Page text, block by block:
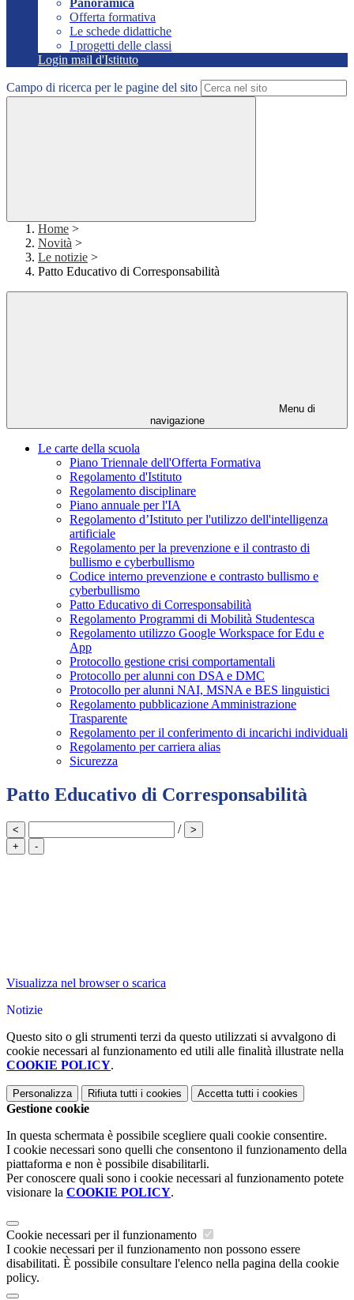
Panoramica
Offerta formativa
Le schede didattiche
I progetti delle classi
Login mail d'Istituto
Campo di ricerca per le pagine del sito
Home >
Novità >
Le notizie >
Patto Educativo di Corresponsabilità
Menu di
navigazione
Le carte della scuola
Piano Triennale dell'Offerta Formativa
Regolamento d'Istituto
Regolamento disciplinare
Piano annuale per l'IA
Regolamento d’Istituto per l'utilizzo dell'intelligenza
artificiale
Regolamento per la prevenzione e il contrasto di
bullismo e cyberbullismo
Codice interno prevenzione e contrasto bullismo e
cyberbullismo
Patto Educativo di Corresponsabilità
Regolamento Programmi di Mobilità Studentesca
Regolamento utilizzo Google Workspace for Edu e
App
Protocollo gestione crisi comportamentali
Protocollo per alunni con DSA e DMC
Protocollo per alunni NAI, MSNA e BES linguistici
Regolamento pubblicazione Amministrazione
Trasparente
Regolamento per il conferimento di incarichi individuali
Regolamento per carriera alias
Sicurezza
Patto Educativo di Corresponsabilità
< /
>
+
-
Visualizza nel browser o scarica
Notizie
Questo sito o gli strumenti terzi da questo utilizzati si avvalgono di
cookie necessari al funzionamento ed utili alle finalità illustrate nella
COOKIE POLICY.
Personalizza Rifiuta tutti i cookies Accetta tutti i cookies
Gestione cookie
In questa schermata è possibile scegliere quali cookie consentire.
I cookie necessari sono quelli che consentono il funzionamento della
piattaforma e non è possibile disabilitarli.
Per conoscere quali sono i cookie necessari al funzionamento potete
visionare la COOKIE POLICY.
Cookie necessari per il funzionamento
I cookie necessari per il funzionamento non possono essere
disabilitati. È possibile consultare l'elenco nella pagina della cookie
policy.